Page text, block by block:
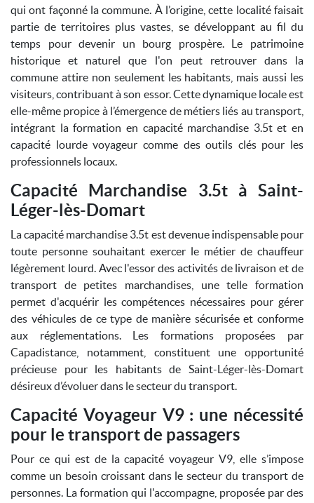
qui ont façonné la commune. À l’origine, cette localité faisait
partie de territoires plus vastes, se développant au fil du
temps pour devenir un bourg prospère. Le patrimoine
historique et naturel que l'on peut retrouver dans la
commune attire non seulement les habitants, mais aussi les
visiteurs, contribuant à son essor. Cette dynamique locale est
elle-même propice à l’émergence de métiers liés au transport,
intégrant la formation en capacité marchandise 3.5t et en
capacité lourde voyageur comme des outils clés pour les
professionnels locaux.
Capacité Marchandise 3.5t à Saint-
Léger-lès-Domart
La capacité marchandise 3.5t est devenue indispensable pour
toute personne souhaitant exercer le métier de chauffeur
légèrement lourd. Avec l'essor des activités de livraison et de
transport de petites marchandises, une telle formation
permet d'acquérir les compétences nécessaires pour gérer
des véhicules de ce type de manière sécurisée et conforme
aux réglementations. Les formations proposées par
Capadistance, notamment, constituent une opportunité
précieuse pour les habitants de Saint-Léger-lès-Domart
désireux d’évoluer dans le secteur du transport.
Capacité Voyageur V9 : une nécessité
pour le transport de passagers
Pour ce qui est de la capacité voyageur V9, elle s’impose
comme un besoin croissant dans le secteur du transport de
personnes. La formation qui l'accompagne, proposée par des